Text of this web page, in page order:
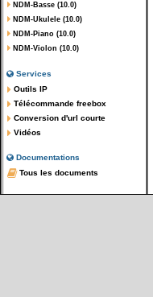
NDM-Basse (10.0)
NDM-Ukulele (10.0)
NDM-Piano (10.0)
NDM-Violon (10.0)
Services
Outils IP
Télécommande freebox
Conversion d'url courte
Vidéos
Documentations
Tous les documents